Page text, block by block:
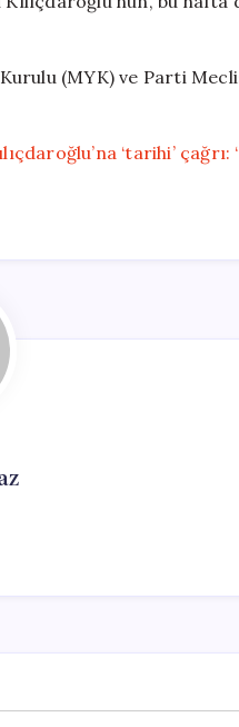
(MYK) ve Parti
‘tarihi’ çağrı: